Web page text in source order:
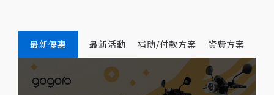
最新優惠 最新活動 補助/付款方案 資費方案